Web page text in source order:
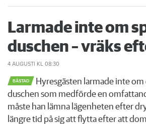
Larmade inte om
duschen – vräks
4 AUGUSTI KL 08:30
BÅSTAD
Hyresgästen larmade inte om
duschen som medförde en
måste han lämna lägenheten efter
längre tid på sig att flytta efter att